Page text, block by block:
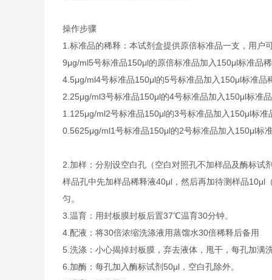
操作步骤
1.标准品的稀释：本试剂盒提供原倍标准品一支，用户
9μg/ml5号标准品150μl的原倍标准品加入150μl标准品
4.5μg/ml4号标准品150μl的5号标准品加入150μl标准品
2.25μg/ml3号标准品150μl的4号标准品加入150μl标准
1.125μg/ml2号标准品150μl的3号标准品加入150μl标准
0.5625μg/ml1号标准品150μl的2号标准品加入150μl标
2.加样：分别设空白孔（空白对照孔不加样品及酶标试
样品孔中先加样品稀释液40μl，然后再加待测样品10μl
匀。
3.温育：用封板膜封板后置37℃温育30分钟。
4.配液：将30倍浓缩洗涤液用蒸馏水30倍稀释后备用
5.洗涤：小心揭掉封板膜，弃去液体，甩干，每孔加满
6.加酶：每孔加入酶标试剂50μl，空白孔除外。